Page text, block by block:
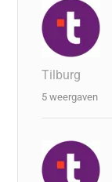
Tilburg
5 weergaven